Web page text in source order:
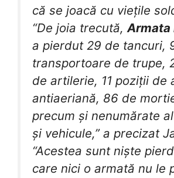
că se joacă cu viețile
“De joia trecută,Armata
a pierdut 29 de tancuri,
transportoare de trupe,
de artilerie, 11 poziții de
antiaeriană, 86 de
precum și nenumărate
și vehicule,” a precizat
“Acestea sunt niște
care nici o armată nu le